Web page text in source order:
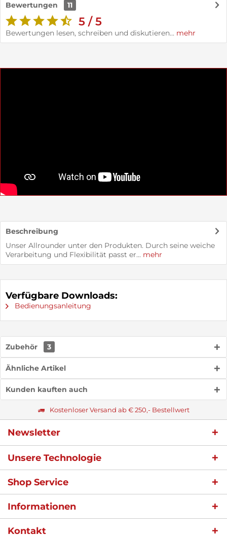
Bewertungen 11
5 / 5
Bewertungen lesen, schreiben und diskutieren... mehr
Beschreibung
Unser Allrounder unter den Produkten. Durch seine weiche
Verarbeitung und Flexibilität passt er... mehr
Verfügbare Downloads:
Bedienungsanleitung
Zubehör 3
Ähnliche Artikel
Kunden kauften auch
Kostenloser Versand ab € 250,- Bestellwert
Newsletter
Unsere Technologie
Shop Service
Informationen
Kontakt